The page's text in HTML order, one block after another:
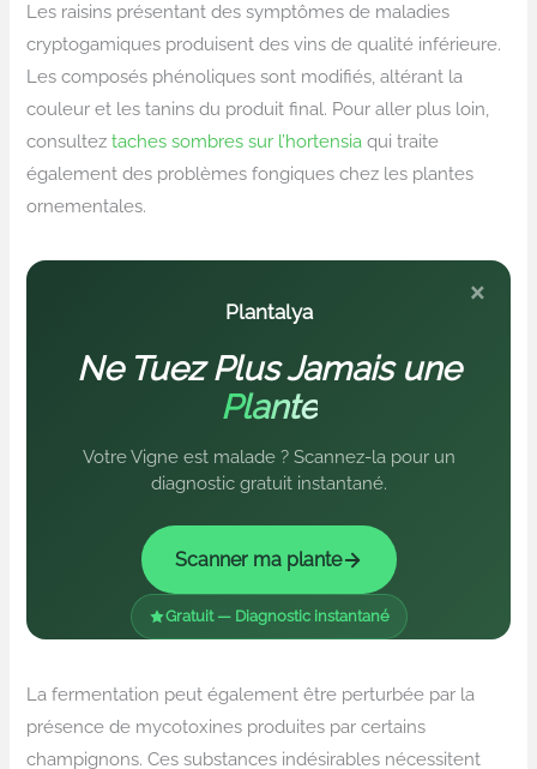
Les raisins présentant des symptômes de maladies
cryptogamiques produisent des vins de qualité inférieure.
Les composés phénoliques sont modifiés, altérant la
couleur et les tanins du produit final. Pour aller plus loin,
consulteztaches sombres sur l’hortensia qui traite
également des problèmes fongiques chez les plantes
ornementales.
×
Plantalya
Ne Tuez Plus Jamais une
Plante
Votre Vigne est malade ? Scannez-la pour un
diagnostic gratuit instantané.
Scanner ma plante
Gratuit — Diagnostic instantané
La fermentation peut également être perturbée par la
présence de mycotoxines produites par certains
champignons. Ces substances indésirables nécessitent